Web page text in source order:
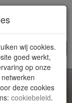
wij cookies.
goed werkt,
op onze
deze cookies
: cookiebeleid.